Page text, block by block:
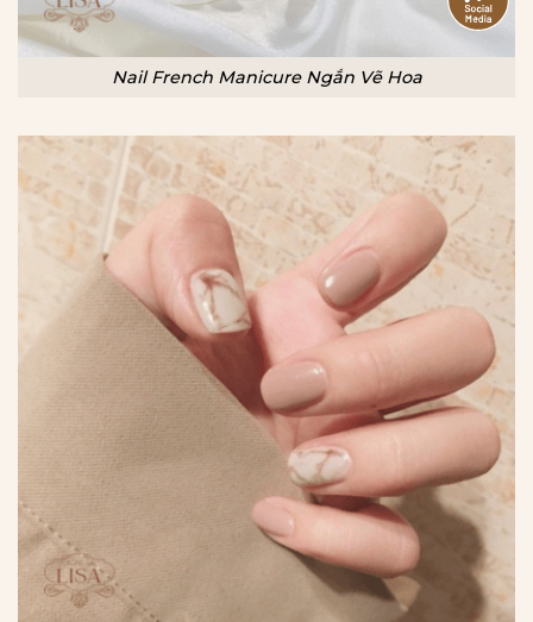
Nail French Manicure Ngắn Vẽ Hoa